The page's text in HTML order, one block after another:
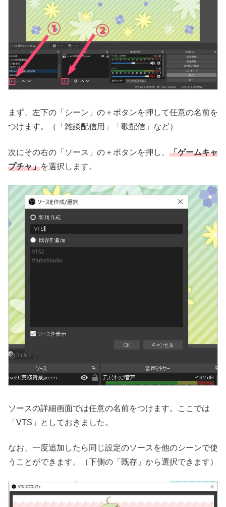
まず、左下の「シーン」の＋ボタンを押して任意の名前を
つけます。（「雑談配信用」「歌配信」など）
次にその右の「ソース」の＋ボタンを押し、 「ゲームキャ
プチャ」を選択します。
ソースの詳細画面では任意の名前をつけます。ここでは
「VTS」としておきました。
なお、一度追加したら同じ設定のソースを他のシーンで使
うことができます。（下側の「既存」から選択できます）